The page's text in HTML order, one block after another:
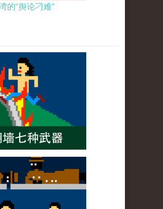
的“舆论刁难”